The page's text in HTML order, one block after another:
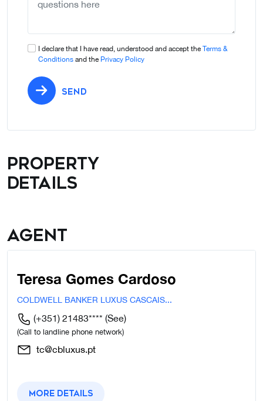
I declare that I have read, understood and accept the Terms &
Conditions and the Privacy Policy
SEND
Property
details
Agent
Teresa Gomes Cardoso
COLDWELL BANKER LUXUS CASCAIS...
(+351) 21483**** (See)
(Call to landline phone network)
tc@cbluxus.pt
More details